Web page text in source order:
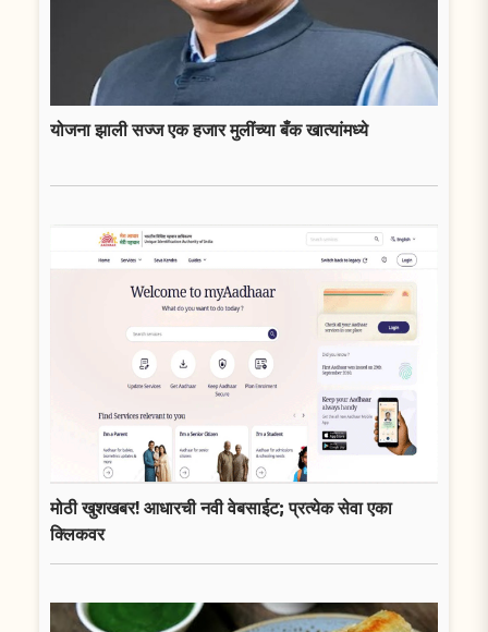
योजना झाली सज्ज एक हजार मुलींच्या बँक खात्यांमध्ये
मोठी खुशखबर! आधारची नवी वेबसाईट; प्रत्येक सेवा एका
क्लिकवर